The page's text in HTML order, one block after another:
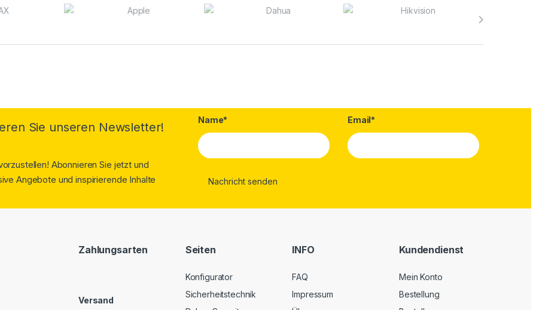
Sie unseren Newsletter!
Abonnieren Sie jetzt und
Angebote und inspirierende Inhalte
Name* Email*
Zahlungsarten
Versand
Seiten
Konfigurator
Sicherheitstechnik
INFO
FAQ
Impressum
Kundendienst
Mein Konto
Bestellung